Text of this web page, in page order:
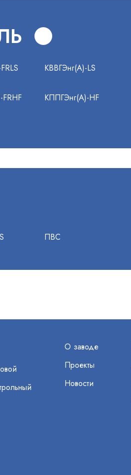
КВВГЭнг(А)-LS
КППГЭнг(А)-HF
ПВС
О заводе
Проекты
Новости